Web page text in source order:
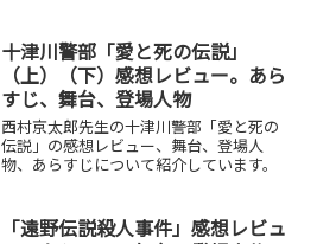
十津川警部「愛と死の伝説」
（上）（下）感想レビュー。あら
すじ、舞台、登場人物
西村京太郎先生の十津川警部「愛と死の
伝説」の感想レビュー、舞台、登場人
物、あらすじについて紹介しています。
「遠野伝説殺人事件」感想レビュ